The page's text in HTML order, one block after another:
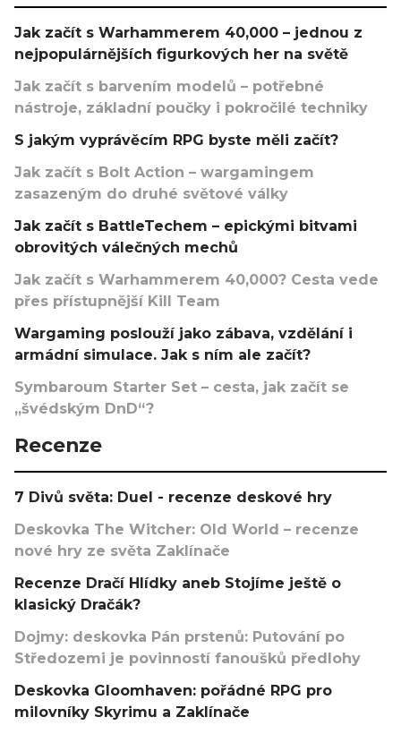
Jak začít s Warhammerem 40,000 – jednou z
nejpopulárnějších figurkových her na světě
Jak začít s barvením modelů – potřebné
nástroje, základní poučky i pokročilé techniky
S jakým vyprávěcím RPG byste měli začít?
Jak začít s Bolt Action – wargamingem
zasazeným do druhé světové války
Jak začít s BattleTechem – epickými bitvami
obrovitých válečných mechů
Jak začít s Warhammerem 40,000? Cesta vede
přes přístupnější Kill Team
Wargaming poslouží jako zábava, vzdělání i
armádní simulace. Jak s ním ale začít?
Symbaroum Starter Set – cesta, jak začít se
„švédským DnD“?
Recenze
7 Divů světa: Duel - recenze deskové hry
Deskovka The Witcher: Old World – recenze
nové hry ze světa Zaklínače
Recenze Dračí Hlídky aneb Stojíme ještě o
klasický Dračák?
Dojmy: deskovka Pán prstenů: Putování po
Středozemi je povinností fanoušků předlohy
Deskovka Gloomhaven: pořádné RPG pro
milovníky Skyrimu a Zaklínače